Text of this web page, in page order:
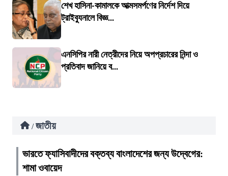
শেখ হাসিনা-কামালকে আত্মসমর্পণের নির্দেশ দিয়ে
ট্রাইব্যুনালে বিজ্ঞ...
এনসিপির নারী নেত্রীদের নিয়ে অপপ্রচারের নিন্দা ও
প্রতিবাদ জানিয়ে ব...
/ জাতীয়
ভারতে ফ্যাসিবাদীদের বক্তব্য বাংলাদেশের জন্য উদ্বেগের:
শামা ওবায়েদ